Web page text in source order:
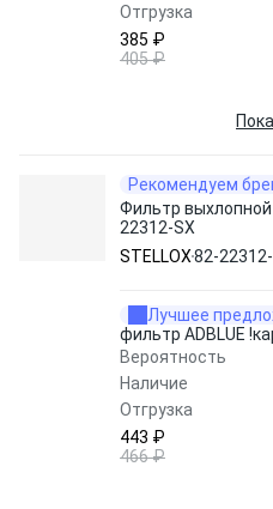
Отгрузка
385 ₽
405 ₽
Рекомендуем
Фильтр
22312-SX
STELLOX82-
Лучшее
фильтр ADBLUE
Вероятность
Наличие
Отгрузка
443 ₽
466 ₽